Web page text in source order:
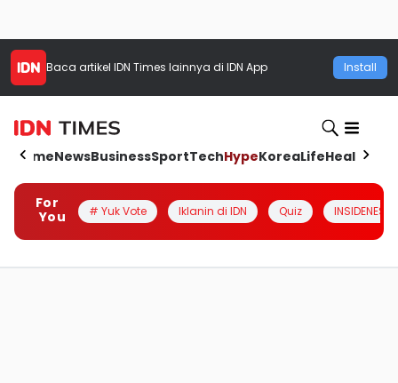
Baca artikel IDN Times lainnya di IDN App Install
HomeNewsBusinessSportTechHypeKoreaLifeHealth
For
You
# Yuk Vote Iklanin di IDN Quiz INSIDENESIA